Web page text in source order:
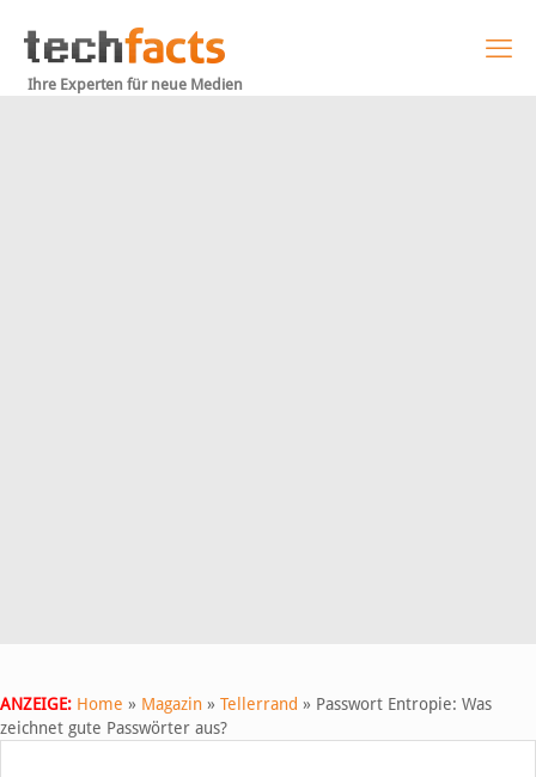
Ihre Experten für neue Medien
ANZEIGE: Home » Magazin » Tellerrand » Passwort Entropie: Was
zeichnet gute Passwörter aus?